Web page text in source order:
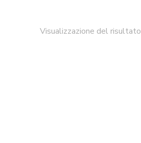
Visualizzazione del risultato